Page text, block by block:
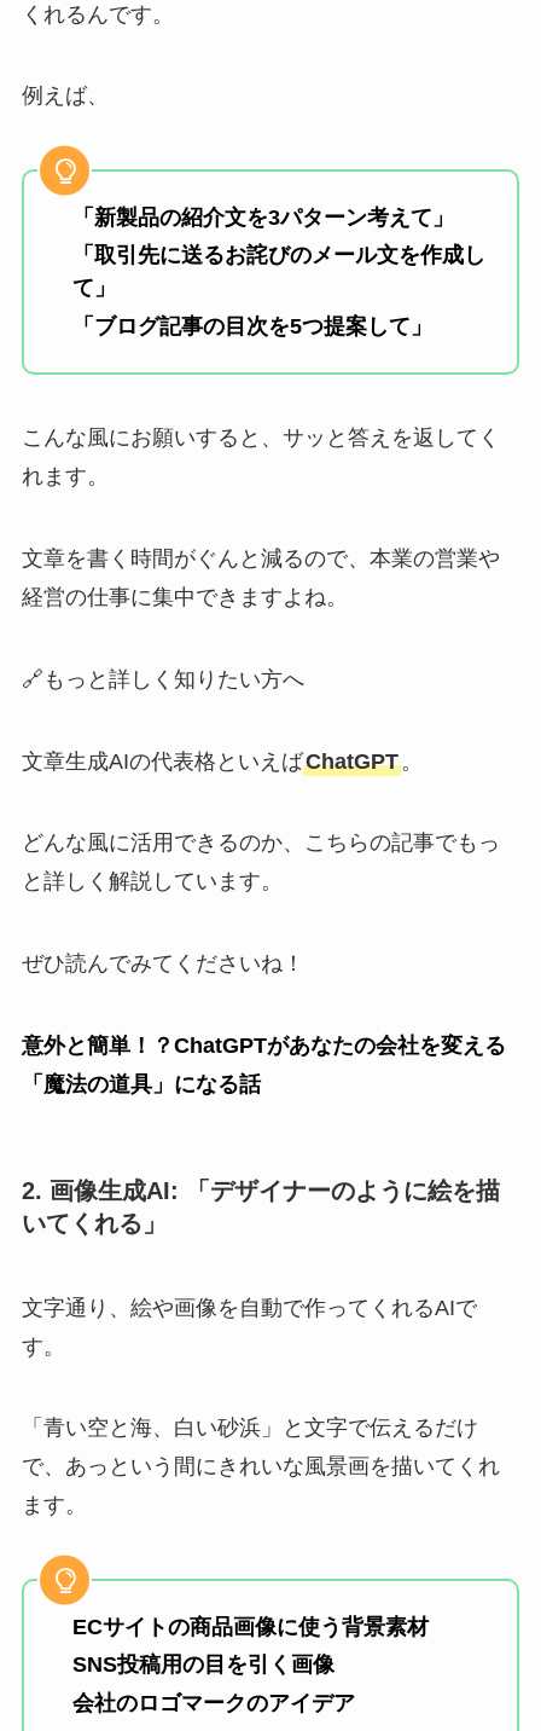
くれるんです。
例えば、
「新製品の紹介文を3パターン考えて」
「取引先に送るお詫びのメール文を作成し
て」
「ブログ記事の目次を5つ提案して」
こんな風にお願いすると、サッと答えを返してく
れます。
文章を書く時間がぐんと減るので、本業の営業や
経営の仕事に集中できますよね。
🔗もっと詳しく知りたい方へ
文章生成AIの代表格といえばChatGPT。
どんな風に活用できるのか、こちらの記事でもっ
と詳しく解説しています。
ぜひ読んでみてくださいね！
意外と簡単！？ChatGPTがあなたの会社を変える
「魔法の道具」になる話
2. 画像生成AI: 「デザイナーのように絵を描
いてくれる」
文字通り、絵や画像を自動で作ってくれるAIで
す。
「青い空と海、白い砂浜」と文字で伝えるだけ
で、あっという間にきれいな風景画を描いてくれ
ます。
ECサイトの商品画像に使う背景素材
SNS投稿用の目を引く画像
会社のロゴマークのアイデア